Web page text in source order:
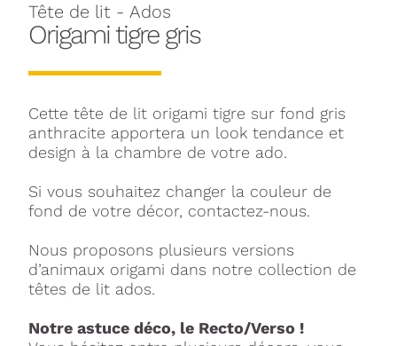
Tête de lit - Ados
Origami tigre gris
Cette tête de lit origami tigre sur fond gris
anthracite apportera un look tendance et
design à la chambre de votre ado.
Si vous souhaitez changer la couleur de
fond de votre décor, contactez-nous.
Nous proposons plusieurs versions
d’animaux origami dans notre collection de
têtes de lit ados.
Notre astuce déco, le Recto/Verso !